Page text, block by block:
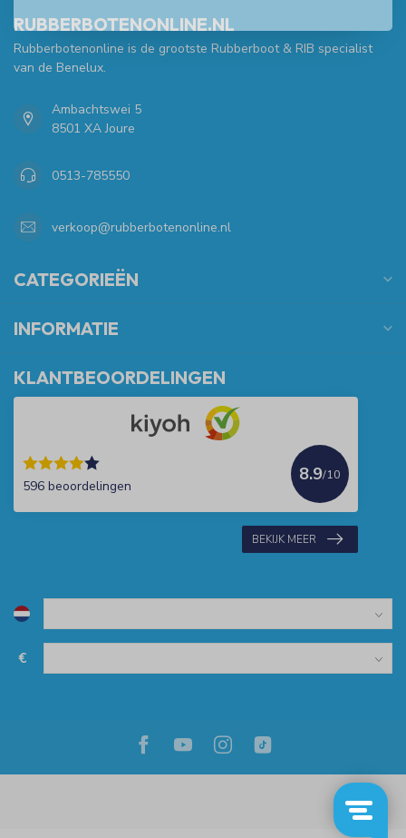
RUBBERBOTENONLINE.NL
Rubberbotenonline is de grootste Rubberboot & RIB specialist
van de Benelux.
Ambachtswei 5
8501 XA Joure
0513-785550
verkoop@rubberbotenonline.nl
CATEGORIEËN
INFORMATIE
KLANTBEOORDELINGEN
596 beoordelingen
8.9/10
BEKIJK MEER
€